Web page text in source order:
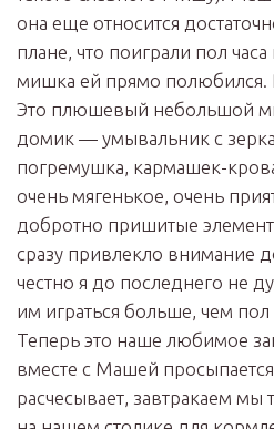
она еще относится
плане, что поиграли пол
мишка ей прямо полюбился.
Это плюшевый небольшой
домик — умывальник с
погремушка, кармашек-
очень мягенькое, очень
добротно пришитые
сразу привлекло внимание
честно я до последнего не
им играться больше, чем пол
Теперь это наше любимое
вместе с Машей
расчесывает, завтракаем